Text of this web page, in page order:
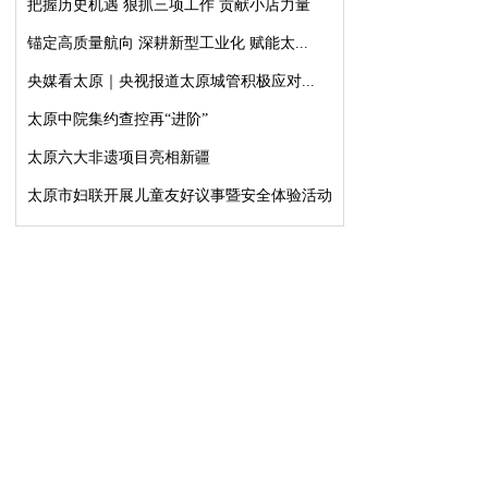
把握历史机遇 狠抓三项工作 贡献小店力量
锚定高质量航向 深耕新型工业化 赋能太...
央媒看太原｜央视报道太原城管积极应对...
太原中院集约查控再“进阶”
太原六大非遗项目亮相新疆
太原市妇联开展儿童友好议事暨安全体验活动